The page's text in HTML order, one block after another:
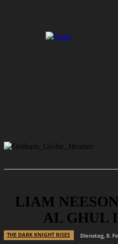
LIAM
AL GHUL
THE DARK KNIGHT RISES
Dienstag, 8.